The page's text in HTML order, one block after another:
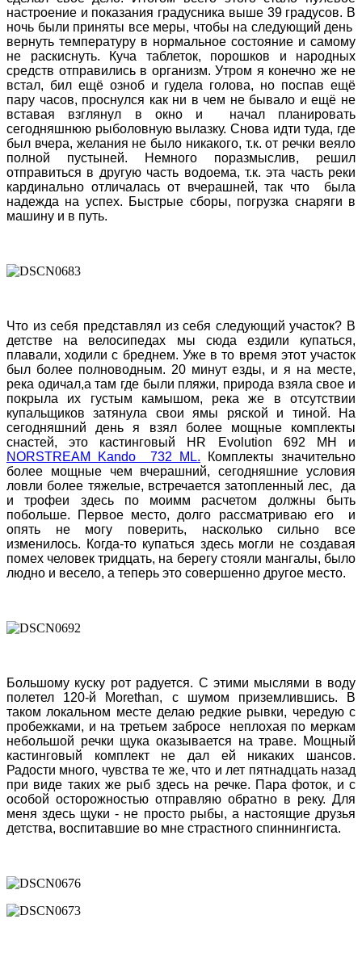
настроение и показания градусника выше 39 градусов. В
ночь были приняты все меры, чтобы на следующий день
вернуть температуру в нормальное состояние и самому
не раскиснуть. Куча таблеток, порошков и народных
средств отправились в организм. Утром я конечно же не
встал, бил ещё озноб и гудела голова, но поспав ещё
пару часов, проснулся как ни в чем не бывало и ещё не
вставая взглянул в окно и начал планировать
сегодняшнюю рыболовную вылазку. Снова идти туда, где
был вчера, желания не было никакого, т.к. от речки веяло
полной пустыней. Немного поразмыслив, решил
отправиться в другую часть водоема, т.к. эта часть реки
кардинально отличалась от вчерашней, так что была
надежда на успех. Быстрые сборы, погрузка снаряги в
машину и в путь.
Что из себя представлял из себя следующий участок? В
детстве на велосипедах мы сюда ездили купаться,
плавали, ходили с бреднем. Уже в то время этот участок
был более полноводным. 20 минут езды, и я на месте,
река одичал,а там где были пляжи, природа взяла свое и
покрыла их густым камышом, река же в отсутствии
купальщиков затянула свои ямы ряской и тиной. На
сегодняшний день я взял более мощные комплекты
снастей, это кастинговый HR Evolution 692 MH
и
NORSTREAM
Kando 732 ML. Комплекты значительно
более мощные чем вчерашний, сегодняшние условия
ловли более тяжелые, встречается затопленный лес, да
и трофеи здесь по моимм расчетом должны быть
побольше. Первое место, долго рассматриваю его и
опять не могу поверить, насколько сильно все
изменилось. Когда-то купаться здесь могли не создавая
помех человек тридцать, на берегу стояли мангалы, было
людно и весело, а теперь это совершенно другое место.
Большому куску рот радуется. С этими мыслями в воду
полетел 120-й Morethan,
с шумом приземлившись. В
таком локальном месте делаю редкие рывки, чередую с
пробежками, и на третьем забросе неплохая по меркам
небольшой речки щука оказывается на траве. Мощный
кастинговый комплект не дал ей никаких шансов.
Радости много, чувства те же, что и лет пятнадцать назад
при виде таких же рыб здесь на речке. Пара фоток, и с
особой осторожностью отправляю обратно в реку. Для
меня здесь щуки - не просто рыбы, а настоящие друзья
детства, воспитавшие во мне страстного спиннингиста.